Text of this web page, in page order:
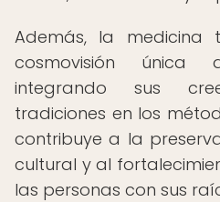
Además, la medicina
cosmovisión
integrando sus
tradiciones en los
contribuye a la
cultural y al
las personas con sus